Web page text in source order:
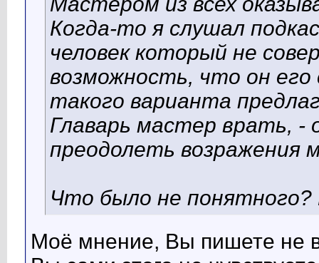
Когда-то я слушал
человек который не
возможность, что он его
такого варианта
Главарь мастер врать,
преодолеть возражения
Что было не
Моё мнение, Вы пишете не